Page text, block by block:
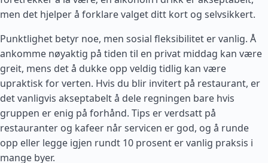
men det hjelper å forklare valget ditt kort og selvsikkert.
Punktlighet betyr noe, men sosial fleksibilitet er vanlig. Å
ankomme nøyaktig på tiden til en privat middag kan være
greit, mens det å dukke opp veldig tidlig kan være
upraktisk for verten. Hvis du blir invitert på restaurant, er
det vanligvis akseptabelt å dele regningen bare hvis
gruppen er enig på forhånd. Tips er verdsatt på
restauranter og kafeer når servicen er god, og å runde
opp eller legge igjen rundt 10 prosent er vanlig praksis i
mange byer.